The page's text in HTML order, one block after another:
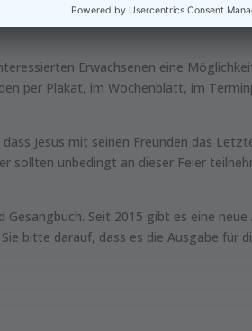
Angeboten am „Sonntag Plus“ auf die
Erwachsenen eine
per Plakat, im Wochenblatt, im
Jesus mit seinen Freunden das
sollten unbedingt an dieser Feier
Gesangbuch. Seit 2015 gibt es eine
bitte darauf, dass es die Ausgabe für